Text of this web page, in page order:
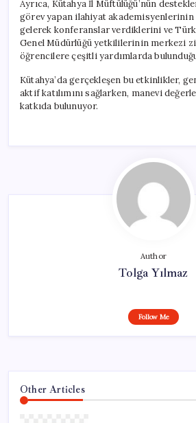
Ayrıca, Kütahya İl Müftülüğü’nün
görev yapan ilahiyat
gelerek konferanslar verdiklerini ve
Genel Müdürlüğü yetkililerinin merkezi
öğrencilere çeşitli yardımlarda
Kütahya’da gerçekleşen bu etkinlikler,
aktif katılımını sağlarken, manevi
katkıda bulunuyor.
Author
Tolga Yılmaz
Follow Me
Other Articles